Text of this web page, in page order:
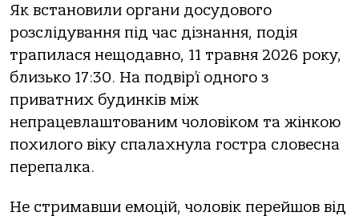
Як встановили органи досудового
розслідування під час дізнання, подія
трапилася нещодавно, 11 травня 2026 року,
близько 17:30. На подвір’ї одного з
приватних будинків між
непрацевлаштованим чоловіком та жінкою
похилого віку спалахнула гостра словесна
перепалка.
Не стримавши емоцій, чоловік перейшов від